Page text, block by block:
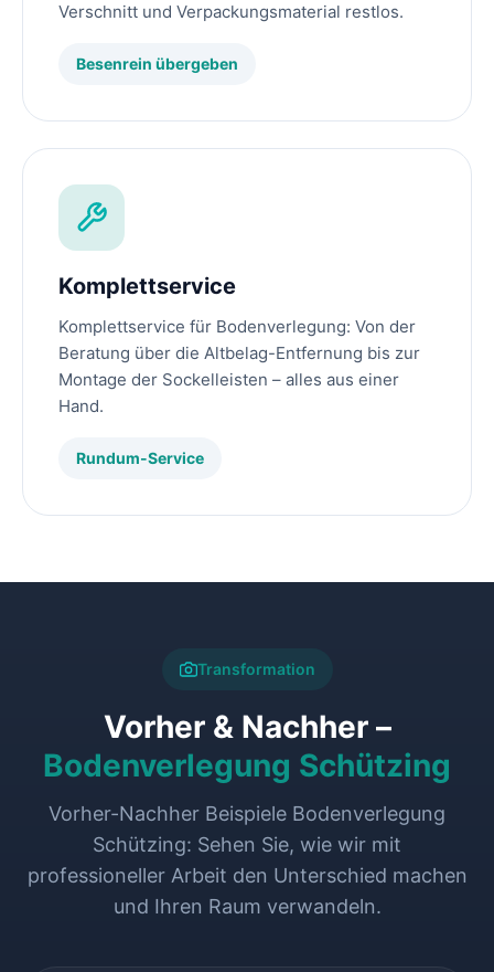
Verschnitt und Verpackungsmaterial restlos.
Besenrein übergeben
Komplettservice
Komplettservice für Bodenverlegung: Von der
Beratung über die Altbelag-Entfernung bis zur
Montage der Sockelleisten – alles aus einer
Hand.
Rundum-Service
Transformation
Vorher & Nachher –
Bodenverlegung Schützing
Vorher-Nachher Beispiele Bodenverlegung
Schützing: Sehen Sie, wie wir mit
professioneller Arbeit den Unterschied machen
und Ihren Raum verwandeln.